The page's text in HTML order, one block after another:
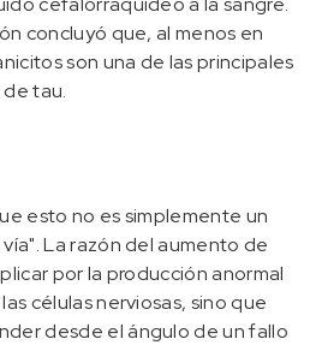
concluyó que, al menos en
son una de las principales
tau.
esto no es simplemente un
La razón del aumento de
por la producción anormal
células nerviosas, sino que
desde el ángulo de un fallo